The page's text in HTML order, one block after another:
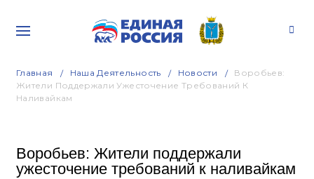
Главная Наша Деятельность Новости
Воробьев:
Жители Поддержали Ужесточение Требований К
Наливайкам
Воробьев: Жители поддержали
ужесточение требований к наливайкам